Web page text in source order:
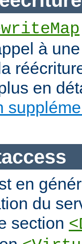
à
en
en
du
section